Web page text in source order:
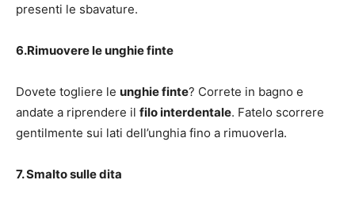
presenti le sbavature.
6.Rimuovere le unghie finte
Dovete togliere le unghie finte? Correte in bagno e
andate a riprendere il filo interdentale. Fatelo scorrere
gentilmente sui lati dell’unghia fino a rimuoverla.
7. Smalto sulle dita